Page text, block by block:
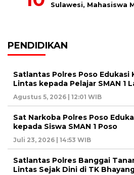
Sulawesi, Mahasiswa
PENDIDIKAN
Satlantas Polres Poso Edukasi
Lintas kepada Pelajar SMAN 1
Agustus 5, 2026 | 12:01 WIB
Sat Narkoba Polres Poso
kepada Siswa SMAN 1 Poso
Juli 23, 2026 | 14:53 WIB
Satlantas Polres Banggai
Lintas Sejak Dini di TK